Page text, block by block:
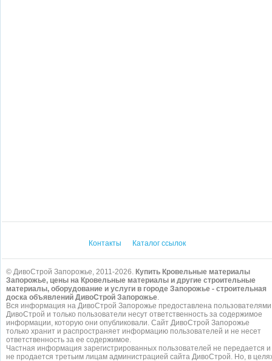
Контакты Каталог ссылок
© ДивоСтрой Запорожье, 2011-2026. Купить Кровельные материалы
Запорожье, цены на Кровельные материалы и другие строительные
материалы, оборудование и услуги в городе Запорожье - строительная
доска объявлений ДивоСтрой Запорожье.
Вся информация на ДивоСтрой Запорожье предоставлена пользователями
ДивоСтрой и только пользователи несут ответственность за содержимое
информации, которую они опубликовали. Сайт ДивоСтрой Запорожье
только хранит и распространяет информацию пользователей и не несет
ответственность за ее содержимое.
Частная информация зарегистрированных пользователей не передается и
не продается третьим лицам администрацией сайта ДивоСтрой. Но, в